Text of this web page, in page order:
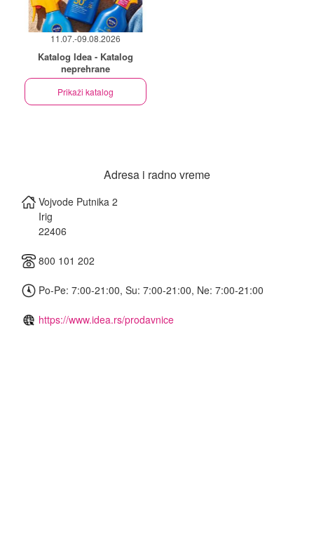
11.07.-09.08.2026
Katalog Idea - Katalog
neprehrane
Prikaži katalog
Adresa i radno vreme
Vojvode Putnika 2
Irig
22406
800 101 202
Po-Pe: 7:00-21:00, Su: 7:00-21:00, Ne: 7:00-21:00
https://www.idea.rs/prodavnice